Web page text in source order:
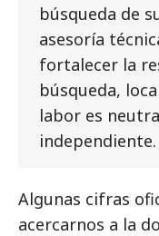
búsqueda de
asesoría
fortalecer la
búsqueda,
labor es
independiente.
Algunas cifras
acercarnos a la